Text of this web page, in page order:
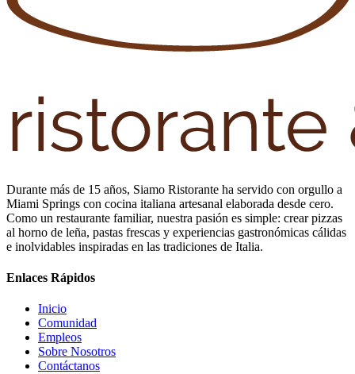
Durante más de 15 años, Siamo Ristorante ha servido con orgullo a
Miami Springs con cocina italiana artesanal elaborada desde cero.
Como un restaurante familiar, nuestra pasión es simple: crear pizzas
al horno de leña, pastas frescas y experiencias gastronómicas cálidas
e inolvidables inspiradas en las tradiciones de Italia.
Enlaces Rápidos
Inicio
Comunidad
Empleos
Sobre Nosotros
Contáctanos